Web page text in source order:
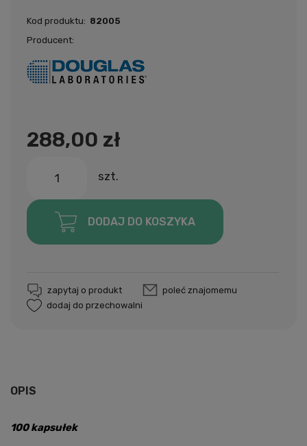
Kod produktu: 82005
Producent:
288,00 zł
szt.
DODAJ DO KOSZYKA
zapytaj o produkt
poleć znajomemu
dodaj do przechowalni
OPIS
100 kapsułek